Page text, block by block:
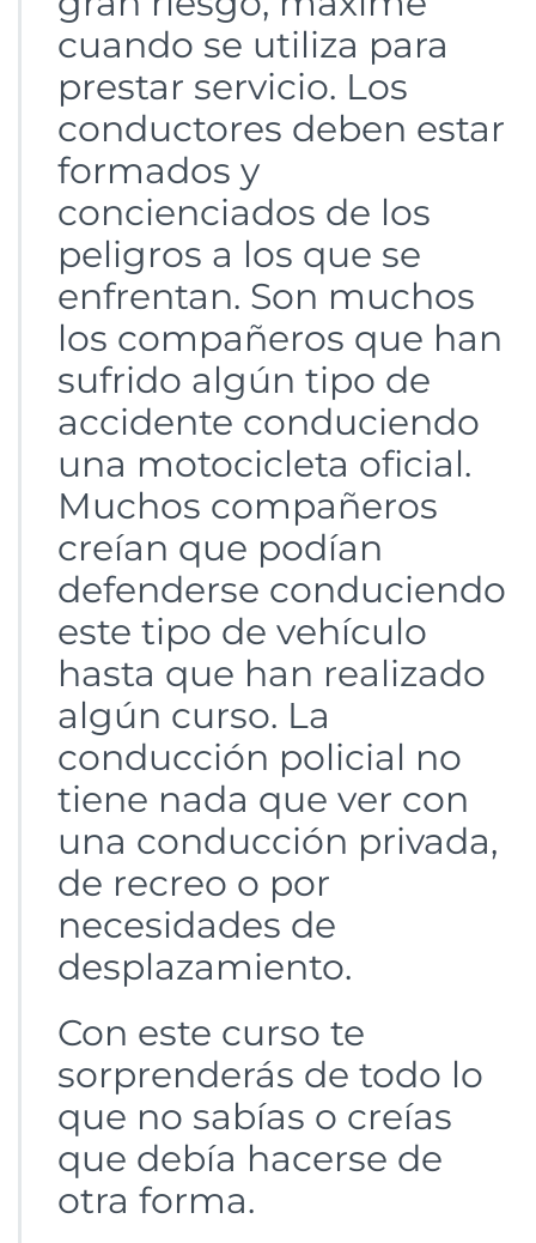
cuando se utiliza para
prestar servicio. Los
conductores deben estar
formados y
concienciados de los
peligros a los que se
enfrentan. Son muchos
los compañeros que han
sufrido algún tipo de
accidente conduciendo
una motocicleta oficial.
Muchos compañeros
creían que podían
defenderse conduciendo
este tipo de vehículo
hasta que han realizado
algún curso. La
conducción policial no
tiene nada que ver con
una conducción privada,
de recreo o por
necesidades de
desplazamiento.
Con este curso te
sorprenderás de todo lo
que no sabías o creías
que debía hacerse de
otra forma.